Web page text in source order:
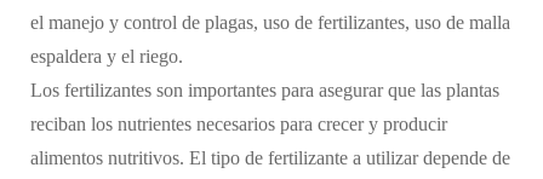
el manejo y control de plagas, uso de fertilizantes, uso de malla
espaldera y el riego.
Los fertilizantes son importantes para asegurar que las plantas
reciban los nutrientes necesarios para crecer y producir
alimentos nutritivos. El tipo de fertilizante a utilizar depende de